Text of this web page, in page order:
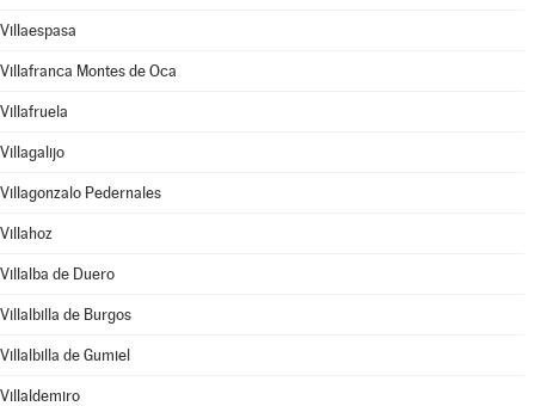
Villaespasa
Villafranca Montes de Oca
Villafruela
Villagalijo
Villagonzalo Pedernales
Villahoz
Villalba de Duero
Villalbilla de Burgos
Villalbilla de Gumiel
Villaldemiro